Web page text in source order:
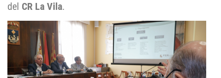
del CR La Vila.